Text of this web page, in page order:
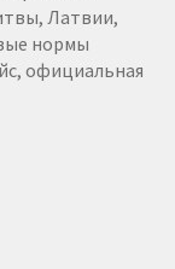
Латвии,
нормы
официальная